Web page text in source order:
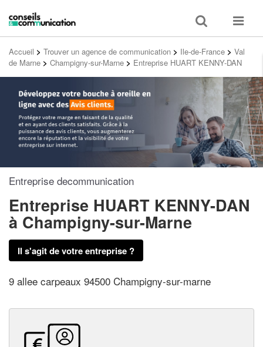
Toggle
search
Toggle
Accueil > Trouver un agence de communication > Ile-de-France > Val
de Marne > Champigny-sur-Marne > Entreprise HUART KENNY-DAN
Entreprise decommunication
Entreprise HUART KENNY-DAN
à Champigny-sur-Marne
Il s'agit de votre entreprise ?
9 allee carpeaux 94500 Champigny-sur-marne